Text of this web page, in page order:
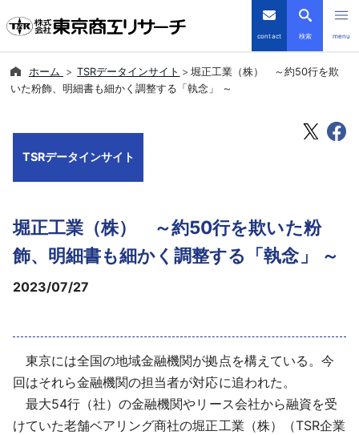
contact 検索 menu
倒産・注目企業情報
会社案内
導入事例
採用情報
よくあるご質問
ホーム TSRデータインサイト
堀正工業（株） ～約50行を欺
いた粉飾、明細書も細かく調整する「執念」 ～
TSRデータインサイト
堀正工業（株） ～約50行を欺いた粉
飾、明細書も細かく調整する「執念」 ～
2023/07/27
東京には全国の地域金融機関が拠点を構えている。今
回はそれら金融機関の担当者が対応に追われた。
最大54行（社）の金融機関やリース会社から融資を受
けていた老舗ベアリング商社の堀正工業（株）（TSR企業